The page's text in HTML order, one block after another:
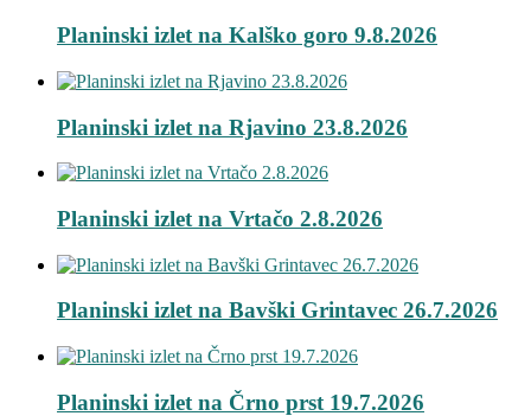
Planinski izlet na Kalško goro 9.8.2026
Planinski izlet na Rjavino 23.8.2026
Planinski izlet na Vrtačo 2.8.2026
Planinski izlet na Bavški Grintavec 26.7.2026
Planinski izlet na Črno prst 19.7.2026